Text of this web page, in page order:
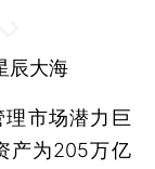
辰大海
市场潜力巨
产为205万亿